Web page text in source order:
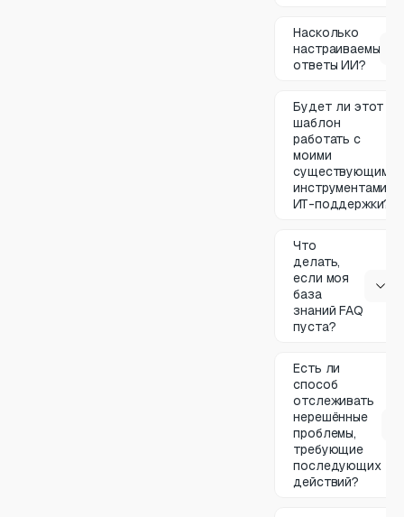
Насколько
настраиваемы
ответы ИИ?
Будет ли этот
шаблон
работать с
моими
существующими
инструментами
ИТ-поддержки?
Что
делать,
если моя
база
знаний FAQ
пуста?
Есть ли
способ
отслеживать
нерешённые
проблемы,
требующие
последующих
действий?